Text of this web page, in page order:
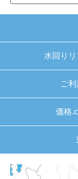
水回り
ご
価格